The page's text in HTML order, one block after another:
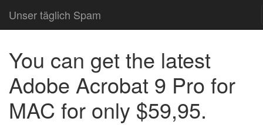
Unser täglich Spam
You can get the latest
Adobe Acrobat 9 Pro for
MAC for only $59,95.